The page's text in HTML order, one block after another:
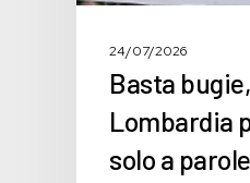
24/07/2026
Basta
Lombardia
solo a parole